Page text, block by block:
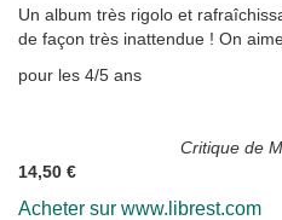
Un album très rigolo et
de façon très inattendue ! On
pour les 4/5 ans
Critique de
14,50 €
Acheter sur www.librest.com